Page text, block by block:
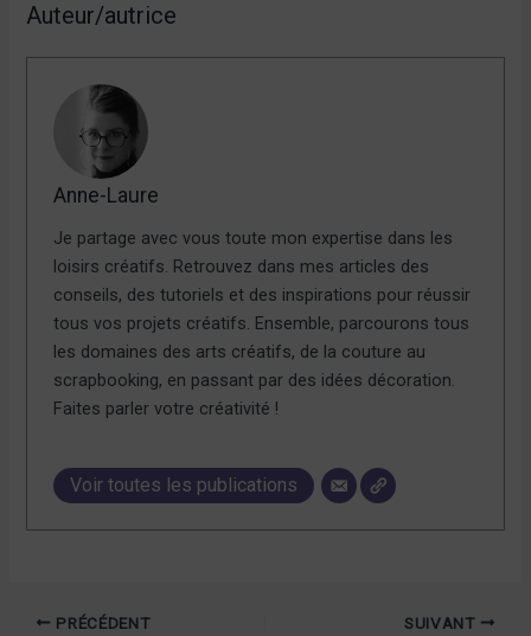
Auteur/autrice
Anne-Laure
Je partage avec vous toute mon expertise dans les
loisirs créatifs. Retrouvez dans mes articles des
conseils, des tutoriels et des inspirations pour réussir
tous vos projets créatifs. Ensemble, parcourons tous
les domaines des arts créatifs, de la couture au
scrapbooking, en passant par des idées décoration.
Faites parler votre créativité !
Voir toutes les publications
PRÉCÉDENT SUIVANT